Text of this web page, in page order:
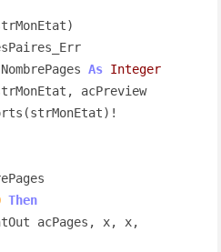
As Integer
Then